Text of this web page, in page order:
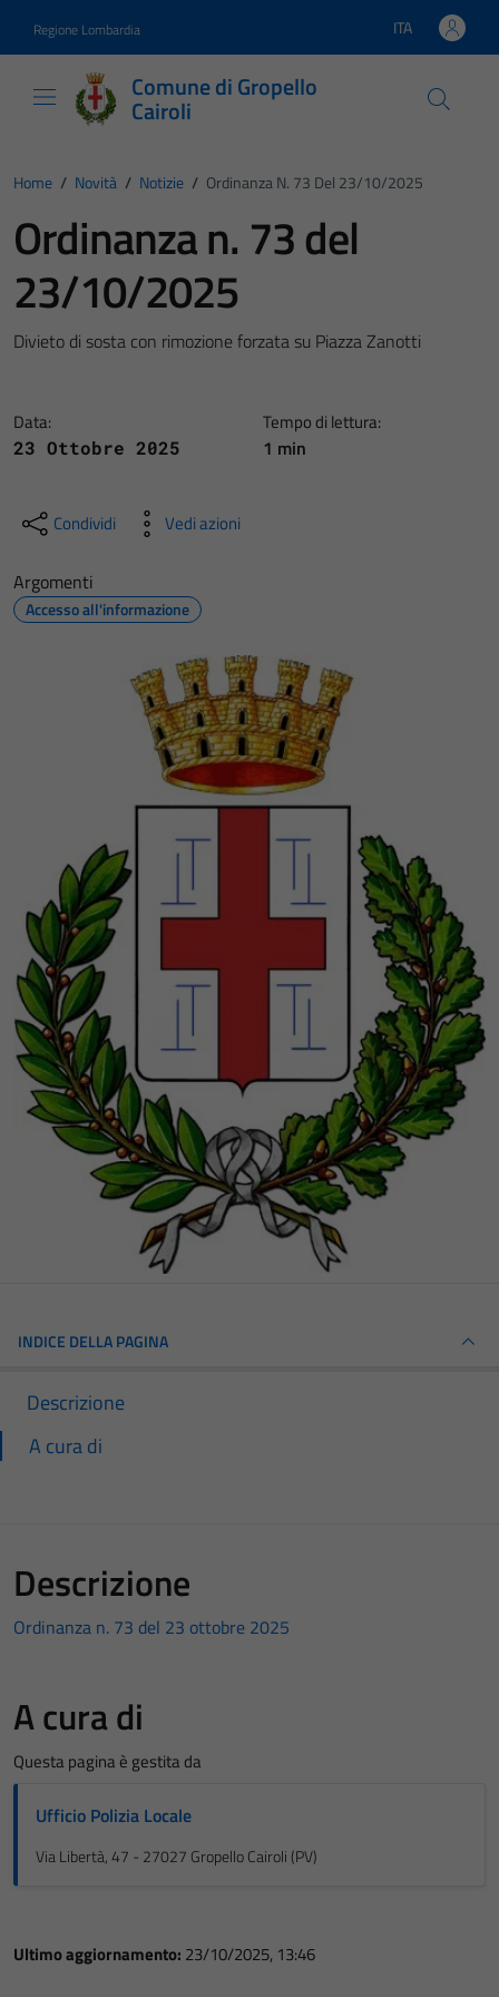
Regione Lombardia Lingua attiva:
ITA
Comune di Gropello
Cairoli
Home / Novità / Notizie / Ordinanza N. 73 Del 23/10/2025
Ordinanza n. 73 del
23/10/2025
Divieto di sosta con rimozione forzata su Piazza Zanotti
Data:
23 Ottobre 2025
Tempo di lettura:
1 min
Condividi Vedi azioni
Argomenti
Accesso all'informazione
INDICE DELLA PAGINA
Descrizione
A cura di
Descrizione
Ordinanza n. 73 del 23 ottobre 2025
A cura di
Questa pagina è gestita da
Ufficio Polizia Locale
Via Libertà, 47 - 27027 Gropello Cairoli (PV)
Ultimo aggiornamento: 23/10/2025, 13:46